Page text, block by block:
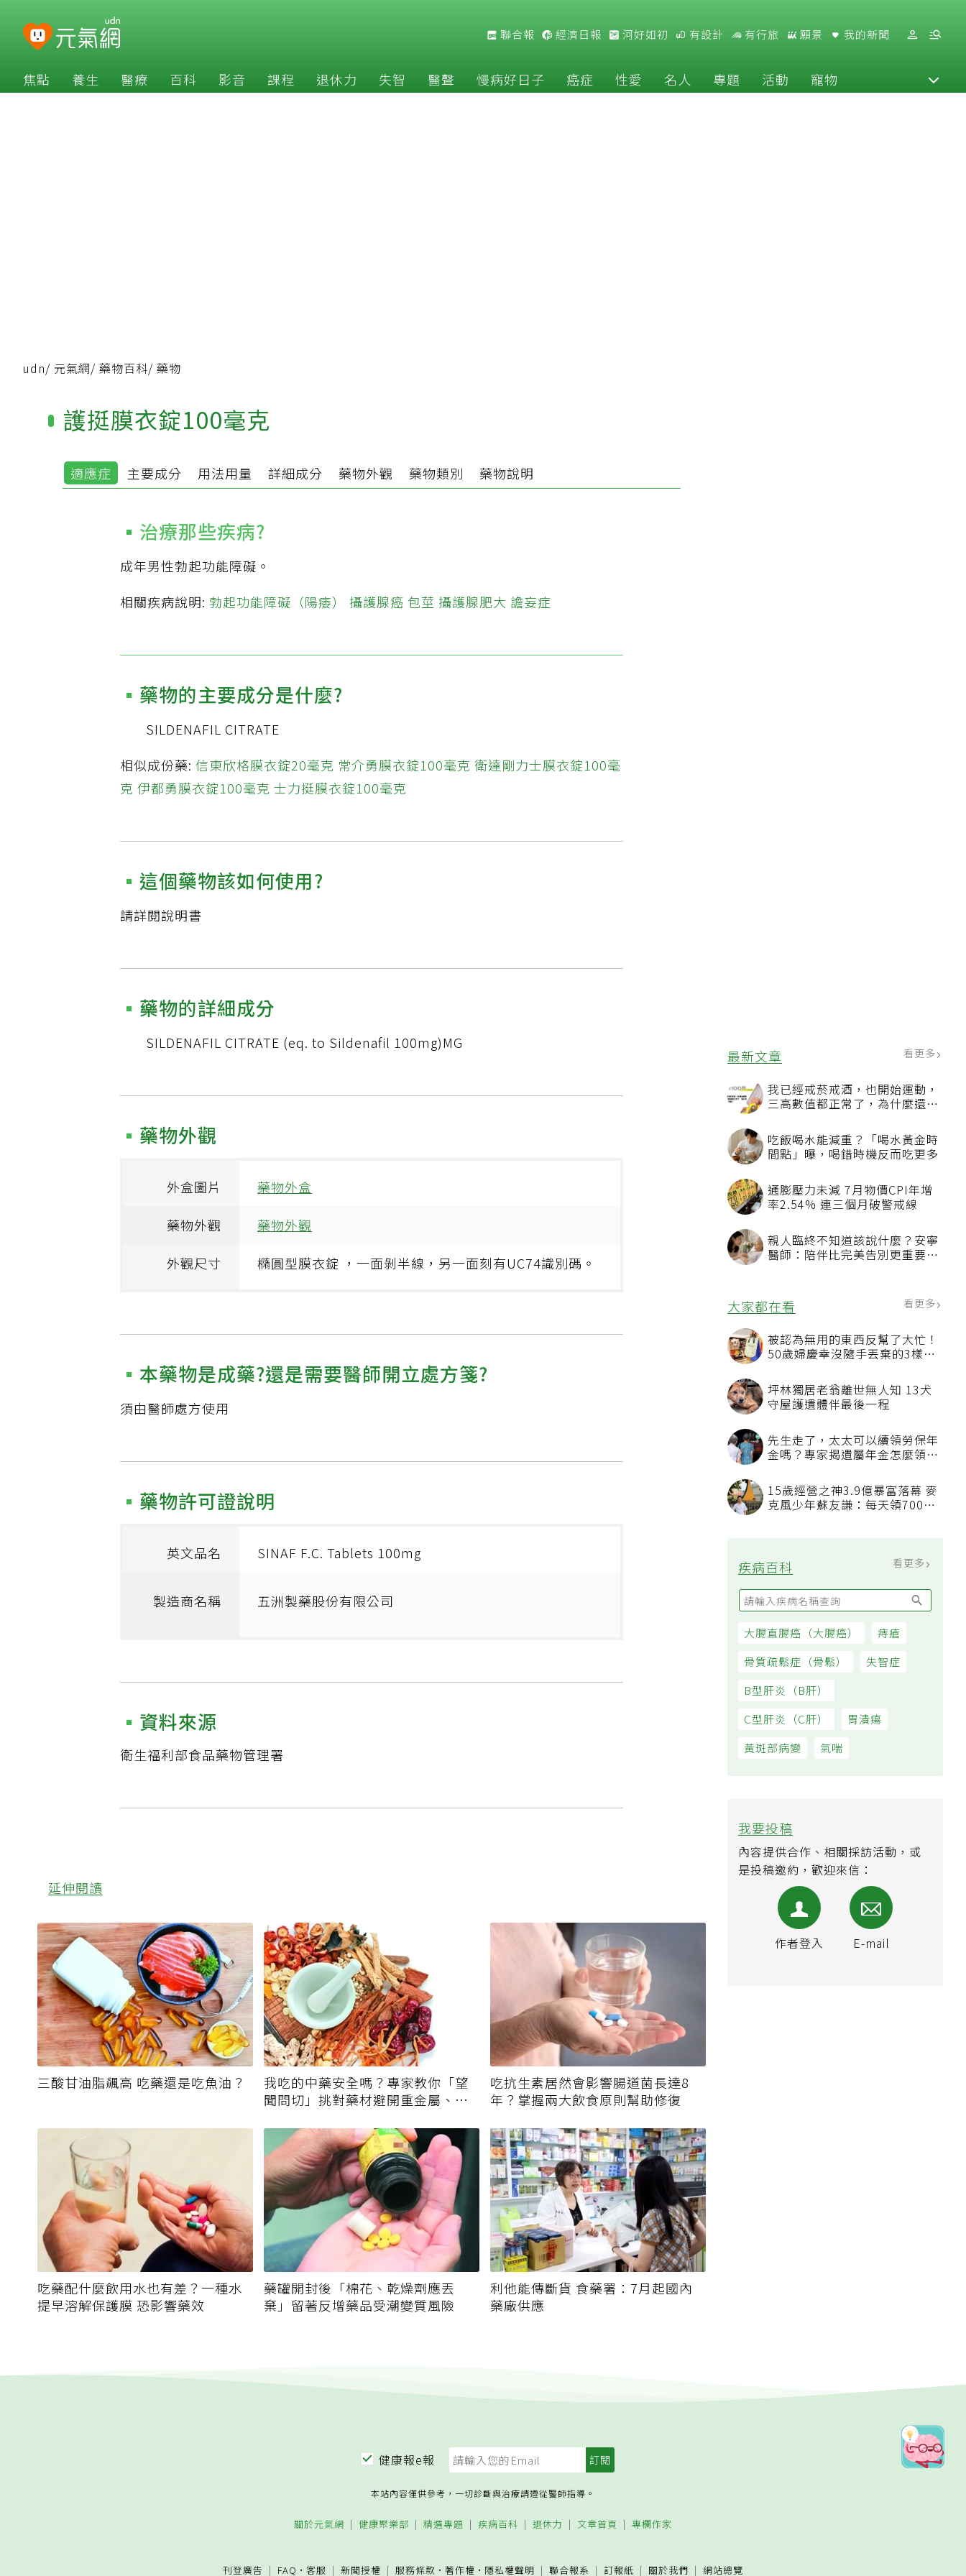
聯合報 經濟日報 河好如初 有設計 有行旅 願景 我的新聞
焦點 養生 醫療 百科 影音 課程 退休力 失智 醫聲 慢病好日子 癌症 性愛 名人 專題 活動 寵物
最新文章 看更多
我已經戒菸戒酒，也開始運動，
三高數值都正常了，為什麼還不
吃飯喝水能減重？「喝水黃金時
間點」曝，喝錯時機反而吃更多
通膨壓力未減 7月物價CPI年增
率2.54% 連三個月破警戒線
親人臨終不知道該說什麼？安寧
醫師：陪伴比完美告別更重要，
大家都在看 看更多
被認為無用的東西反幫了大忙！
50歲婦慶幸沒隨手丟棄的3樣物
坪林獨居老翁離世無人知 13犬
守屋護遺體伴最後一程
先生走了，太太可以續領勞保年
金嗎？專家揭遺屬年金怎麼領，
15歲經營之神3.9億暴富落幕 麥
克風少年蘇友謙：每天領700元
疾病百科 看更多
大腸直腸癌（大腸癌）
痔瘡
骨質疏鬆症（骨鬆）
失智症
B型肝炎（B肝）
C型肝炎（C肝）
胃潰瘍
黃斑部病變
氣喘
我要投稿
內容提供合作、相關採訪活動，或
是投稿邀約，歡迎來信：
作者登入 E-mail
udn/ 元氣網/ 藥物百科/ 藥物
護挺膜衣錠100毫克
適應症 主要成分 用法用量 詳細成分 藥物外觀 藥物類別 藥物說明
治療那些疾病?
成年男性勃起功能障礙。
相關疾病說明: 勃起功能障礙（陽痿） 攝護腺癌 包莖 攝護腺肥大 譫妄症
藥物的主要成分是什麼?
SILDENAFIL CITRATE
相似成份藥: 信東欣格膜衣錠20毫克 常介勇膜衣錠100毫克 衛達剛力士膜衣錠100毫
克 伊都勇膜衣錠100毫克 士力挺膜衣錠100毫克
這個藥物該如何使用?
請詳閱說明書
藥物的詳細成分
SILDENAFIL CITRATE (eq. to Sildenafil 100mg)MG
藥物外觀
外盒圖片 藥物外盒
藥物外觀 藥物外觀
外觀尺寸 橢圓型膜衣錠 ，一面剝半線，另一面刻有UC74識別碼。
本藥物是成藥?還是需要醫師開立處方箋?
須由醫師處方使用
藥物許可證說明
英文品名 SINAF F.C. Tablets 100mg
製造商名稱 五洲製藥股份有限公司
資料來源
衛生福利部食品藥物管理署
延伸閱讀
三酸甘油脂飆高 吃藥還是吃魚油？
我吃的中藥安全嗎？專家教你「望
聞問切」挑對藥材避開重金屬、發
吃抗生素居然會影響腸道菌長達8
年？掌握兩大飲食原則幫助修復
吃藥配什麼飲用水也有差？一種水
提早溶解保護膜 恐影響藥效
藥罐開封後「棉花、乾燥劑應丟
棄」留著反增藥品受潮變質風險
利他能傳斷貨 食藥署：7月起國內
藥廠供應
健康報e報
本站內容僅供參考，一切診斷與治療請遵從醫師指導。
關於元氣網 健康聚樂部 精選專題 疾病百科 退休力 文章首頁 專欄作家
刊登廣告 FAQ · 客服 新聞授權 服務條款 · 著作權 · 隱私權聲明 聯合報系 訂報紙 關於我們 網站總覽